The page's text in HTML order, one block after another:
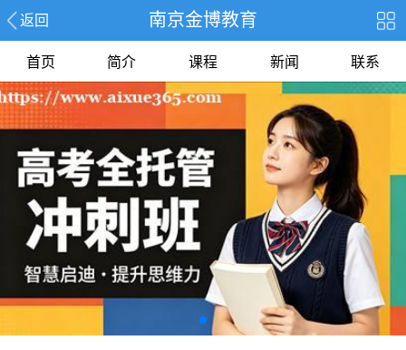
返回 南京金博教育
首页 简介 课程 新闻 联系